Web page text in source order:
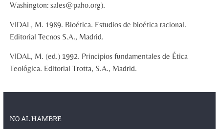
Washington: sales@paho.org).
VIDAL, M. 1989. Bioética. Estudios de bioética racional.
Editorial Tecnos S.A., Madrid.
VIDAL, M. (ed.) 1992. Principios fundamentales de Ética
Teológica. Editorial Trotta, S.A., Madrid.
NO AL HAMBRE